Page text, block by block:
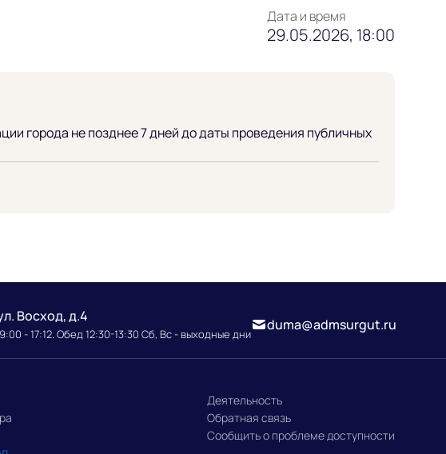
Дата и время
29.05.2026, 18:00
города не позднее 7 дней до даты проведения публичных
Восход, д.4
- 17:12. Обед 12:30-13:30 Сб, Вс - выходные дни
duma@admsurgut.ru
Деятельность
Обратная связь
Сообщить о проблеме доступности